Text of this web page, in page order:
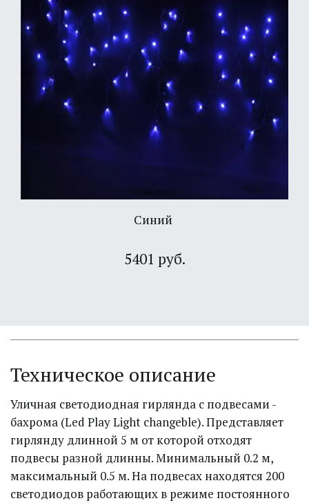
Синий
5401 руб.
Техническое описание
Уличная светодиодная гирлянда с подвесами -
бахрома (Led Play Light changeble). Представляет
гирлянду длинной 5 м от которой отходят
подвесы разной длинны. Минимальный 0.2 м,
максимальный 0.5 м. На подвесах находятся 200
светодиодов работающих в режиме постоянного